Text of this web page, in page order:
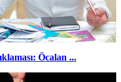
Öcalan ...